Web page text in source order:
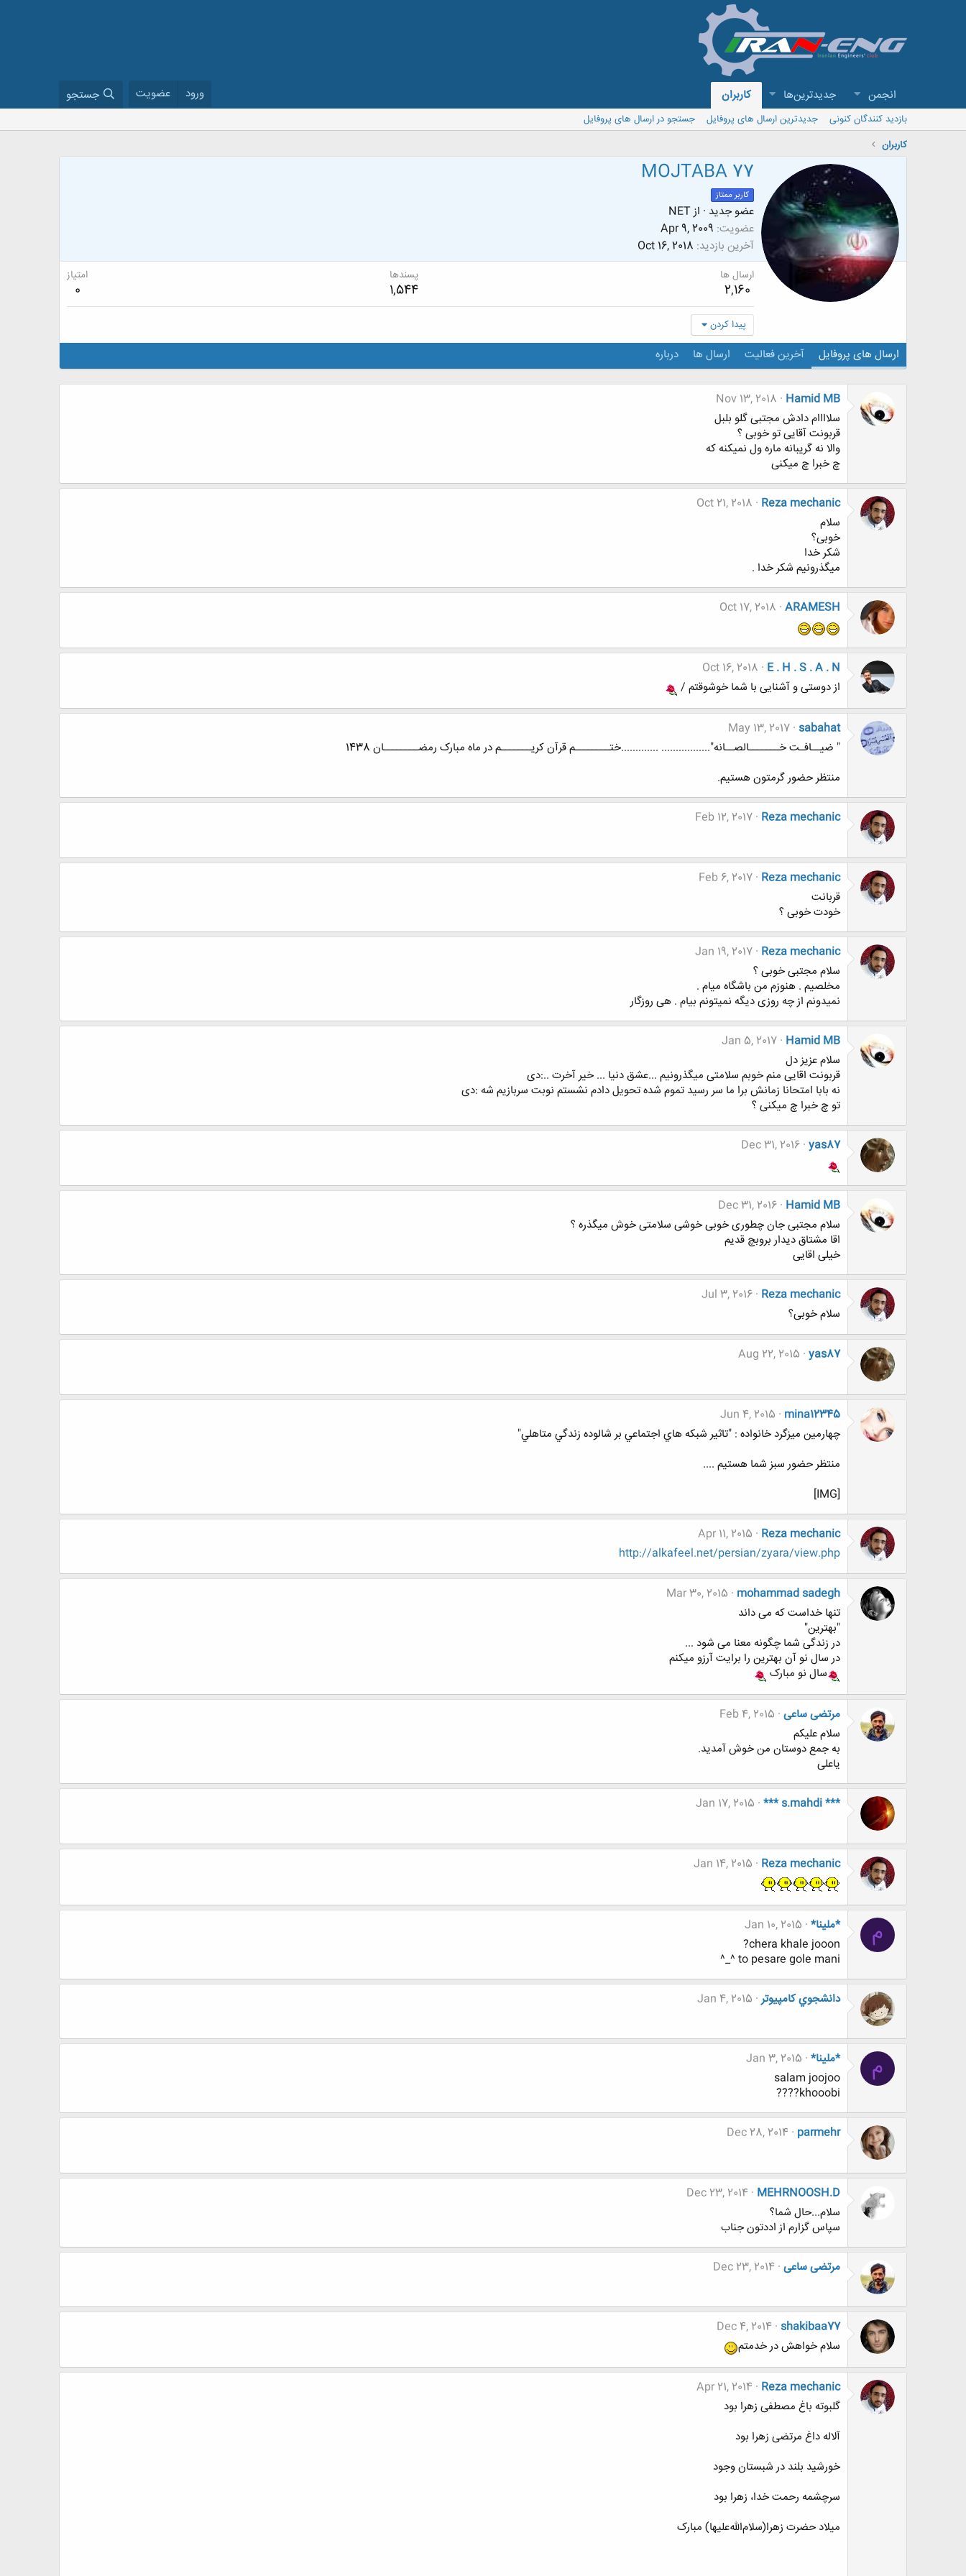
انجمن جدیدترین‌ها کاربران ورود عضویت جستجو
بازدید کنندگان کنونی جدیدترین ارسال های پروفایل
جستجو در ارسال های پروفایل
کاربران
MOJTABA 77
کاربر ممتاز
عضو جدید · ازNET
عضویت Apr 9, 2009
آخرین بازدید Oct 16, 2018
ارسال ها
2,160
پسندها
1,544
امتیاز
0
پیدا کردن
ارسال های پروفایل آخرین فعالیت ارسال ها درباره
Hamid MB
Nov 13, 2018
سلاااام دادش مجتبی گلو بلبل
قربونت آقایی تو خوبی ؟
والا نه گریبانه ماره ول نمیکنه که
چ خبرا چ میکنی
Reza mechanic
Oct 21, 2018
سلام
خوبی؟
شکر خدا
میگذرونیم شکر خدا .
ARAMESH
Oct 17, 2018
E . H . S . A . N
Oct 16, 2018
از دوستی و آشنایی با شما خوشوقتم /
sabahat
May 13, 2017
" ضیــافـت خـــــــالصــانه"................. .............ختــــــــم قرآن کریـــــــم در ماه مبارک رمضــــــــان 1438
منتظر حضور گرمتون هستیم.
Reza mechanic
Feb 12, 2017
Reza mechanic
Feb 6, 2017
قربانت
خودت خوبی ؟
Reza mechanic
Jan 19, 2017
سلام مجتبی خوبی ؟
مخلصیم . هنوزم من باشگاه میام .
نمیدونم از چه روزی دیگه نمیتونم بیام . هی روزگار
Hamid MB
Jan 5, 2017
سلام عزیز دل
قربونت اقایی منم خوبم سلامتی میگذرونیم ...عشق دنیا ... خیر آخرت ..:دی
نه بابا امتحانا زمانش برا ما سر رسید تموم شده تحویل دادم نشستم نوبت سربازیم شه :دی
تو چ خبرا چ میکنی ؟
yas87
Dec 31, 2016
Hamid MB
Dec 31, 2016
سلام مجتبی جان چطوری خوبی خوشی سلامتی خوش میگذره ؟
اقا مشتاق دیدار بروبچ قدیم
خیلی اقایی
Reza mechanic
Jul 3, 2016
سلام خوبی؟
yas87
Aug 22, 2015
mina12345
Jun 4, 2015
چهارمين ميزگرد خانواده : "تاثير شبكه هاي اجتماعي بر شالوده زندگي متاهلي"
منتظر حضور سبز شما هستیم ....
[IMG]
Reza mechanic
Apr 11, 2015
http://alkafeel.net/persian/zyara/view.php
mohammad sadegh
Mar 30, 2015
تنها خداست که می داند
"بهترین"
در زندگی شما چگونه معنا می شود ...
در سال نو آن بهترین را برایت آرزو میکنم
سال نو مبارک
مرتضی ساعی Feb 4, 2015
سلام علیکم
به جمع دوستان من خوش آمدید.
یاعلی
*** s.mahdi ***
Jan 17, 2015
Reza mechanic
Jan 14, 2015
م *ملینا* Jan 10, 2015
chera khale jooon?
to pesare gole mani ^_^
دانشجوي كامپيوتر Jan 4, 2015
م *ملینا* Jan 3, 2015
salam joojoo
khooobi????
parmehr
Dec 28, 2014
MEHRNOOSH.D
Dec 23, 2014
سلام...حال شما؟
سپاس گزارم از اددتون جناب
مرتضی ساعی Dec 23, 2014
shakibaa77
Dec 4, 2014
سلام خواهش در خدمتم
Reza mechanic
Apr 21, 2014
گلبوته باغ مصطفى زهرا بود
آلاله داغ مرتضى زهرا بود
خورشید بلند در شبستان وجود
سرچشمه رحمت خدا، زهرا بود
میلاد حضرت زهرا(سلام‌الله‌علیها) مبارک